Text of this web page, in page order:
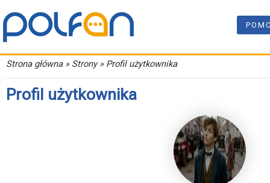
Strona główna» Strony » Profil użytkownika
Profil użytkownika